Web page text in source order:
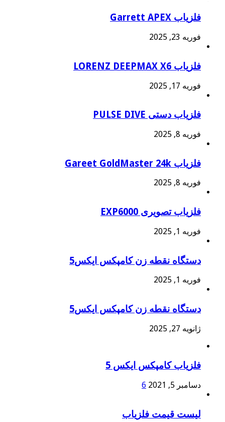
فلزیاب Garrett APEX
فوریه 23, 2025
فلزیاب LORENZ DEEPMAX X6
فوریه 17, 2025
فلزیاب دستی PULSE DIVE
فوریه 8, 2025
فلزیاب Gareet GoldMaster 24k
فوریه 8, 2025
فلزیاب تصویری EXP6000
فوریه 1, 2025
دستگاه نقطه زن کامپکس ایکس5
فوریه 1, 2025
دستگاه نقطه زن کامپکس ایکس5
ژانویه 27, 2025
فلزیاب کامپکس ایکس 5
دسامبر 5, 2021 6
لیست قیمت فلزیاب